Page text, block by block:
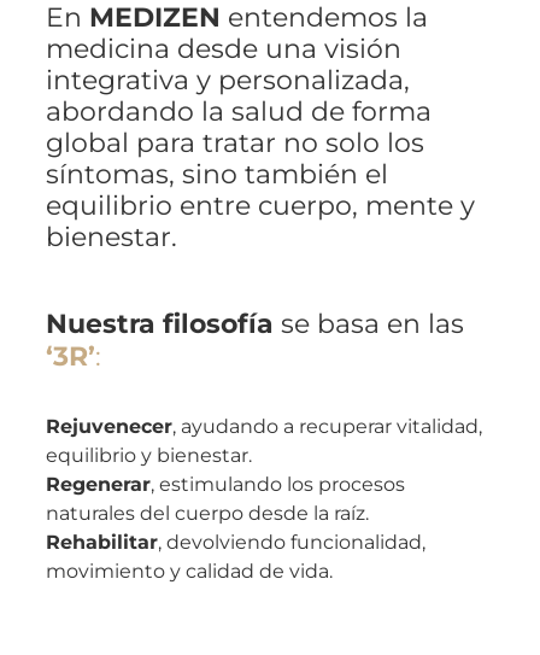
En MEDIZEN entendemos la
medicina desde una visión
integrativa y personalizada,
abordando la salud de forma
global para tratar no solo los
síntomas, sino también el
equilibrio entre cuerpo, mente y
bienestar.
Nuestra filosofía se basa en las
‘3R’:
Rejuvenecer, ayudando a recuperar vitalidad,
equilibrio y bienestar.
Regenerar, estimulando los procesos
naturales del cuerpo desde la raíz.
Rehabilitar, devolviendo funcionalidad,
movimiento y calidad de vida.